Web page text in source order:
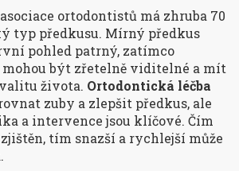
ortodontistů má zhruba 70
typ předkusu. Mírný předkus
pohled patrný, zatímco
být zřetelně viditelné a mít
života. Ortodontická léčba
zuby a zlepšit předkus, ale
a intervence jsou klíčové. Čím
tím snazší a rychlejší může